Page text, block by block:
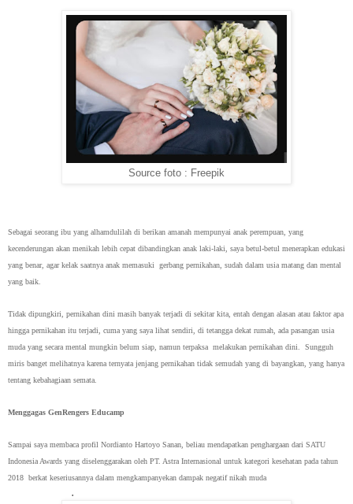
Source foto : Freepik
Sebagai seorang ibu yang alhamdulilah di berikan amanah mempunyai anak perempuan, yang
kecenderungan akan menikah lebih cepat dibandingkan anak laki-laki, saya betul-betul menerapkan edukasi
yang benar, agar kelak saatnya anak memasuki gerbang pernikahan, sudah dalam usia matang dan mental
yang baik.
Tidak dipungkiri, pernikahan dini masih banyak terjadi di sekitar kita, entah dengan alasan atau faktor apa
hingga pernikahan itu terjadi, cuma yang saya lihat sendiri, di tetangga dekat rumah, ada pasangan usia
muda yang secara mental mungkin belum siap, namun terpaksa melakukan pernikahan dini. Sungguh
miris banget melihatnya karena ternyata jenjang pernikahan tidak semudah yang di bayangkan, yang hanya
tentang kebahagiaan semata.
Menggagas GenRengers Educamp
Sampai saya membaca profil Nordianto Hartoyo Sanan, beliau mendapatkan penghargaan dari SATU
Indonesia Awards yang diselenggarakan oleh PT. Astra Internasional untuk kategori kesehatan pada tahun
2018 berkat keseriusannya dalam mengkampanyekan dampak negatif nikah muda
.